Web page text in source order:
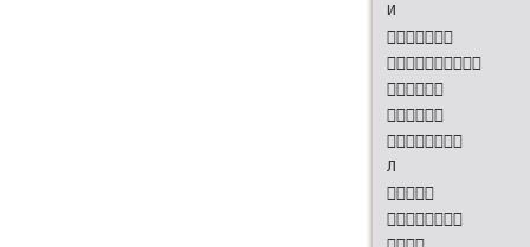
И





Л

